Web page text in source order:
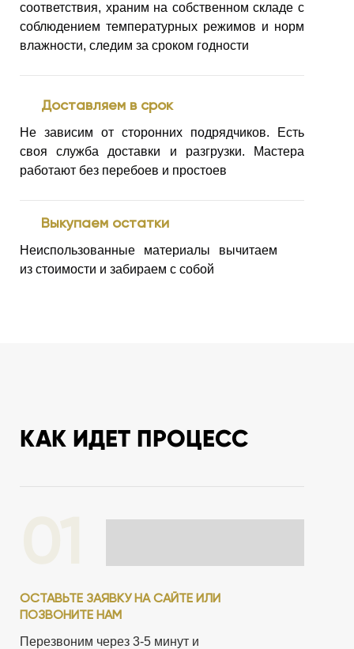
Выкупаем остатки
Неиспользованные материалы вычитаем
из стоимости и забираем с собой
Доставляем в срок
Не зависим от сторонних подрядчиков. Есть
своя служба доставки и разгрузки. Мастера
работают без перебоев и простоев
соответствия, храним на собственном складе с
соблюдением температурных режимов и норм
влажности, следим за сроком годности
Перезвоним через 3-5 минут и
ОСТАВЬТЕ ЗАЯВКУ НА САЙТЕ ИЛИ
ПОЗВОНИТЕ НАМ
КАК ИДЕТ ПРОЦЕСС